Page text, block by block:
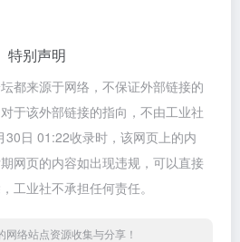
特别声明
都来源于网络，不保证外部链接的
于该外部链接的指向，不由工业社
30日 01:22收录时，该网页上的内
网页的内容如出现违规，可以直接
工业社不承担任何责任。
络站点资源收集与分享！